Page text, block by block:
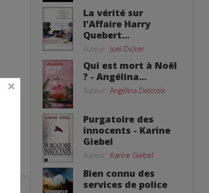
La vérité sur
l’Affaire Harry
Quebert...
Auteur : Joël Dicker
Qui est mort à Noël
? - Angélina...
Auteur : Angélina Delcroix
Purgatoire des
innocents - Karine
Giebel
Auteur : Karine Giebel
Bien connu des
services de police